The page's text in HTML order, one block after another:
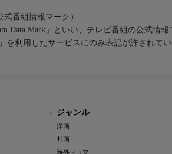
式番組情報マーク）
Data Mark」といい、テレビ番組の公式情報
を利用したサービスにのみ表記が許されてい
ジャンル
洋画
邦画
海外ドラマ